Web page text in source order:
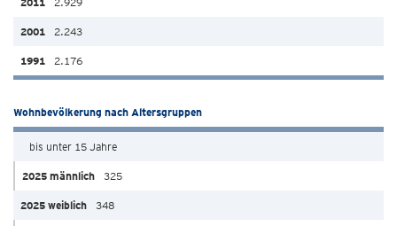
2.243
2.176
Wohnbevölkerung nach Altersgruppen
bis unter 15 Jahre
325
348